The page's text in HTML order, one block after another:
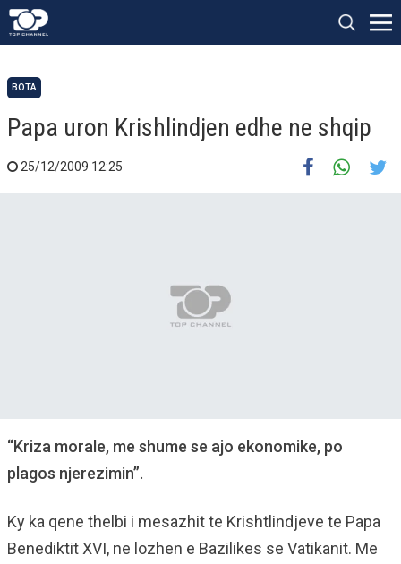
" />">
BOTA
Papa uron Krishlindjen edhe ne shqip
25/12/2009 12:25
“Kriza morale, me shume se ajo ekonomike, po
plagos njerezimin”.
Ky ka qene thelbi i mesazhit te Krishtlindjeve te Papa
Benediktit XVI, ne lozhen e Bazilikes se Vatikanit. Me